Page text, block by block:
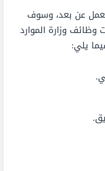
عن بعد، وسوف
وزارة الموارد
يلي: